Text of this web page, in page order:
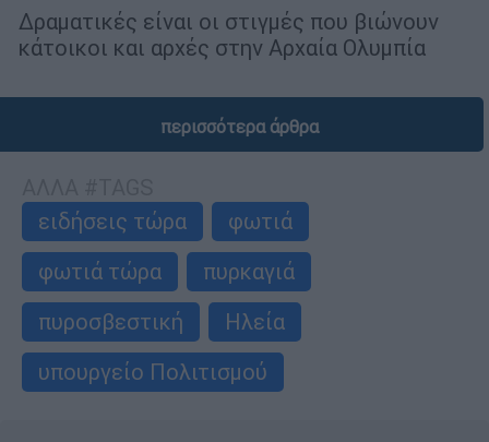
Δραματικές είναι οι στιγμές που βιώνουν
κάτοικοι και αρχές στην Αρχαία Ολυμπία
περισσότερα άρθρα
ειδήσεις τώρα
φωτιά
φωτιά τώρα
πυρκαγιά
πυροσβεστική
Ηλεία
υπουργείο Πολιτισμού